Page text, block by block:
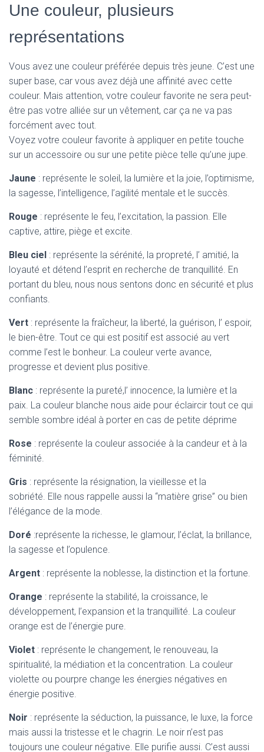
Une couleur, plusieurs
représentations
Vous avez une couleur préférée depuis très jeune. C’est une
super base, car vous avez déjà une affinité avec cette
couleur. Mais attention, votre couleur favorite ne sera peut-
être pas votre alliée sur un vêtement, car ça ne va pas
forcément avec tout.
Voyez votre couleur favorite à appliquer en petite touche
sur un accessoire ou sur une petite pièce telle qu’une jupe.
Jaune : représente le soleil, la lumière et la joie, l’optimisme,
la sagesse, l’intelligence, l’agilité mentale et le succès.
Rouge : représente le feu, l’excitation, la passion. Elle
captive, attire, piège et excite.
Bleu ciel : représente la sérénité, la propreté, l’ amitié, la
loyauté et détend l’esprit en recherche de tranquillité. En
portant du bleu, nous nous sentons donc en sécurité et plus
confiants.
Vert : représente la fraîcheur, la liberté, la guérison, l’ espoir,
le bien-être. Tout ce qui est positif est associé au vert
comme l’est le bonheur. La couleur verte avance,
progresse et devient plus positive.
Blanc : représente la pureté,l’ innocence, la lumière et la
paix. La couleur blanche nous aide pour éclaircir tout ce qui
semble sombre idéal à porter en cas de petite déprime
Rose : représente la couleur associée à la candeur et à la
féminité.
Gris : représente la résignation, la vieillesse et la
sobriété. Elle nous rappelle aussi la “matière grise” ou bien
l’élégance de la mode.
Doré :représente la richesse, le glamour, l’éclat, la brillance,
la sagesse et l’opulence.
Argent : représente la noblesse, la distinction et la fortune.
Orange : représente la stabilité, la croissance, le
développement, l’expansion et la tranquillité. La couleur
orange est de l’énergie pure.
Violet : représente le changement, le renouveau, la
spiritualité, la médiation et la concentration. La couleur
violette ou pourpre change les énergies négatives en
énergie positive.
Noir : représente la séduction, la puissance, le luxe, la force
mais aussi la tristesse et le chagrin. Le noir n’est pas
toujours une couleur négative. Elle purifie aussi. C’est aussi